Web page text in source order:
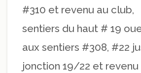
#310 et revenu au club,
sentiers du haut # 19
aux sentiers #308, #22
jonction 19/22 et revenu